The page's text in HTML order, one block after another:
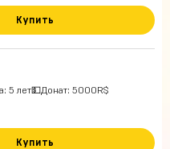
Купить
5 лет💵Донат: 5000R$
Купить